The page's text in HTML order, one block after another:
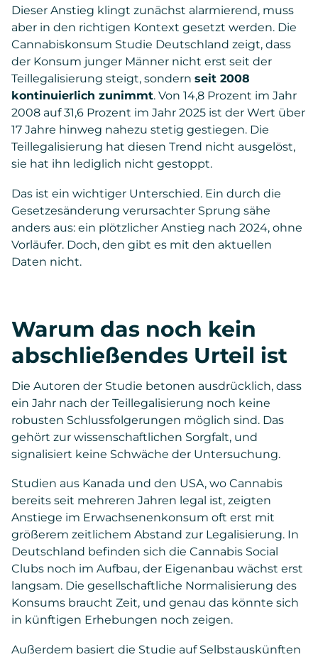
Dieser Anstieg klingt zunächst alarmierend, muss
aber in den richtigen Kontext gesetzt werden. Die
Cannabiskonsum Studie Deutschland zeigt, dass
der Konsum junger Männer nicht erst seit der
Teillegalisierung steigt, sondern seit 2008
kontinuierlich zunimmt. Von 14,8 Prozent im Jahr
2008 auf 31,6 Prozent im Jahr 2025 ist der Wert über
17 Jahre hinweg nahezu stetig gestiegen. Die
Teillegalisierung hat diesen Trend nicht ausgelöst,
sie hat ihn lediglich nicht gestoppt.
Das ist ein wichtiger Unterschied. Ein durch die
Gesetzesänderung verursachter Sprung sähe
anders aus: ein plötzlicher Anstieg nach 2024, ohne
Vorläufer. Doch, den gibt es mit den aktuellen
Daten nicht.
Warum das noch kein
abschließendes Urteil ist
Die Autoren der Studie betonen ausdrücklich, dass
ein Jahr nach der Teillegalisierung noch keine
robusten Schlussfolgerungen möglich sind. Das
gehört zur wissenschaftlichen Sorgfalt, und
signalisiert keine Schwäche der Untersuchung.
Studien aus Kanada und den USA, wo Cannabis
bereits seit mehreren Jahren legal ist, zeigten
Anstiege im Erwachsenenkonsum oft erst mit
größerem zeitlichem Abstand zur Legalisierung. In
Deutschland befinden sich die Cannabis Social
Clubs noch im Aufbau, der Eigenanbau wächst erst
langsam. Die gesellschaftliche Normalisierung des
Konsums braucht Zeit, und genau das könnte sich
in künftigen Erhebungen noch zeigen.
Außerdem basiert die Studie auf Selbstauskünften